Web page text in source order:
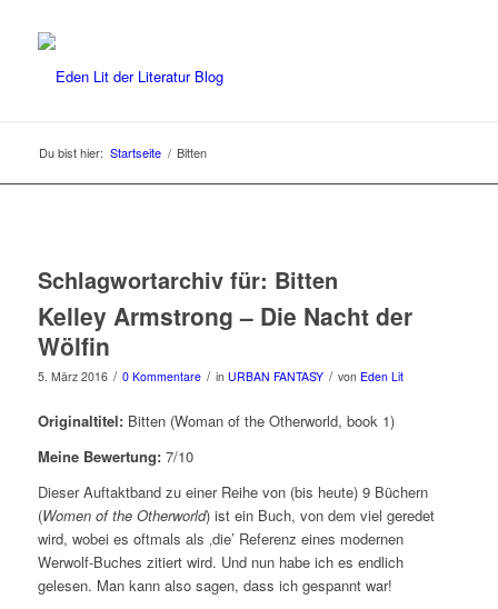
Du bist hier: Startseite / Bitten
Schlagwortarchiv für: Bitten
Kelley Armstrong – Die Nacht der
Wölfin
5. März 2016 / 0 Kommentare / in URBAN FANTASY / von Eden Lit
Originaltitel: Bitten (Woman of the Otherworld, book 1)
Meine Bewertung: 7/10
Dieser Auftaktband zu einer Reihe von (bis heute) 9 Büchern
(Women of the Otherworld) ist ein Buch, von dem viel geredet
wird, wobei es oftmals als ‚die’ Referenz eines modernen
Werwolf-Buches zitiert wird. Und nun habe ich es endlich
gelesen. Man kann also sagen, dass ich gespannt war!